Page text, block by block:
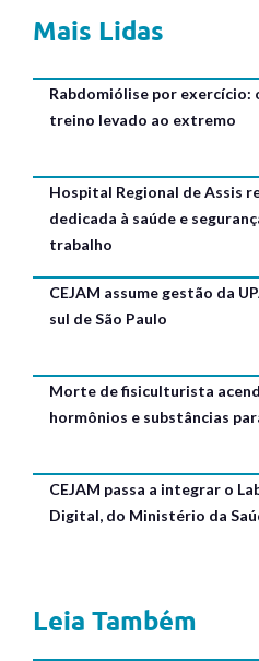
Mais Lidas
Rabdomiólise por
treino levado ao extremo
Hospital Regional de Assis
dedicada à saúde e
trabalho
CEJAM assume gestão da
sul de São Paulo
Morte de fisiculturista
hormônios e substâncias
CEJAM passa a integrar o
Digital, do Ministério da
Leia Também